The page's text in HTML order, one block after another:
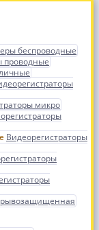
беспроводные
проводные
микро
Видеорегистраторы